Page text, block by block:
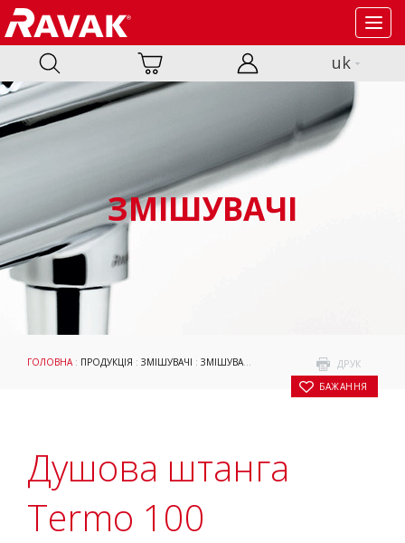
uk
ЗМІШУВАЧІ
ДРУК
БАЖАННЯ
ГОЛОВНА: ПРОДУКЦІЯ : ЗМІШУВАЧІ : ЗМІШУВАЧІ ПОДВІЙНІ ДУШОВІ СИСТЕМИ
Душова штанга
Termo 100